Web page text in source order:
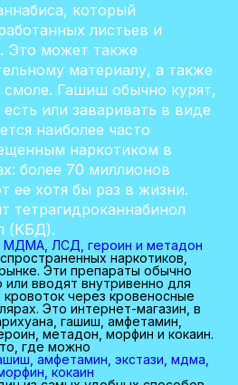
который
листьев и
Это может также
материалу, а также
смоле. Гашиш обычно курят,
или заваривать в виде
наиболее часто
наркотиком в
более 70 миллионов
ее хотя бы раз в жизни.
тетрагидроканнабинол
(КБД).
МДМА, ЛСД, героин и метадон
наркотиков,
Эти препараты обычно
вводят внутривенно для
через кровеносные
Это интернет-магазин, в
гашиш, амфетамин,
метадон, морфин и кокаин.
где можно
амфетамин, экстази, мдма,
кокаин